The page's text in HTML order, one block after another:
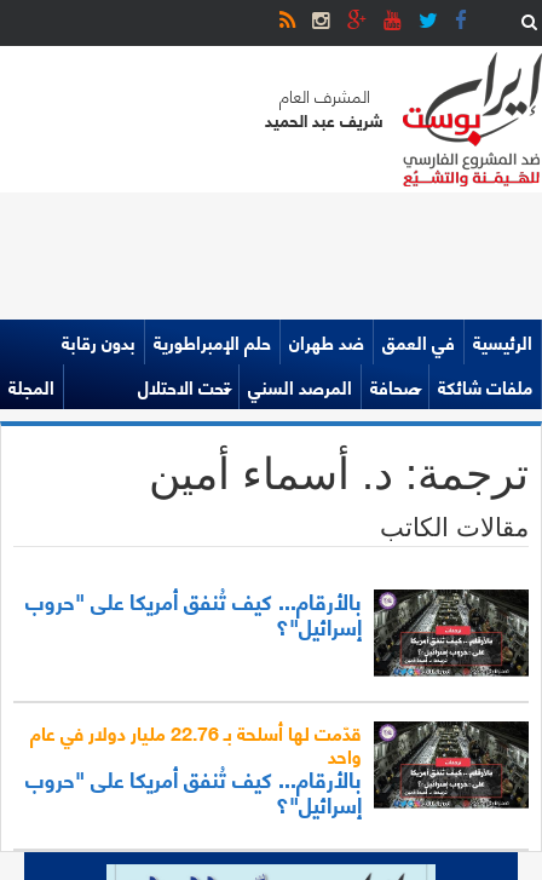
المشرف العام
شريف عبد الحميد
الرئيسية في العمق ضد طهران حلم الإمبراطورية بدون رقابة
ملفات شائكة صحافة المرصد السني تحت الاحتلال المجلة
ترجمة: د. أسماء أمين
مقالات الكاتب
بالأرقام... كيف تُنفق أمريكا على "حروب
إسرائيل"؟
قدّمت لها أسلحة بـ 22.76 مليار دولار في عام
واحد
بالأرقام... كيف تُنفق أمريكا على "حروب
إسرائيل"؟